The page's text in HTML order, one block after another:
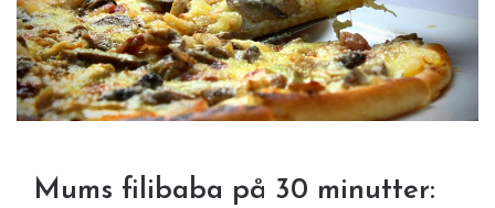
Mums filibaba på 30 minutter: